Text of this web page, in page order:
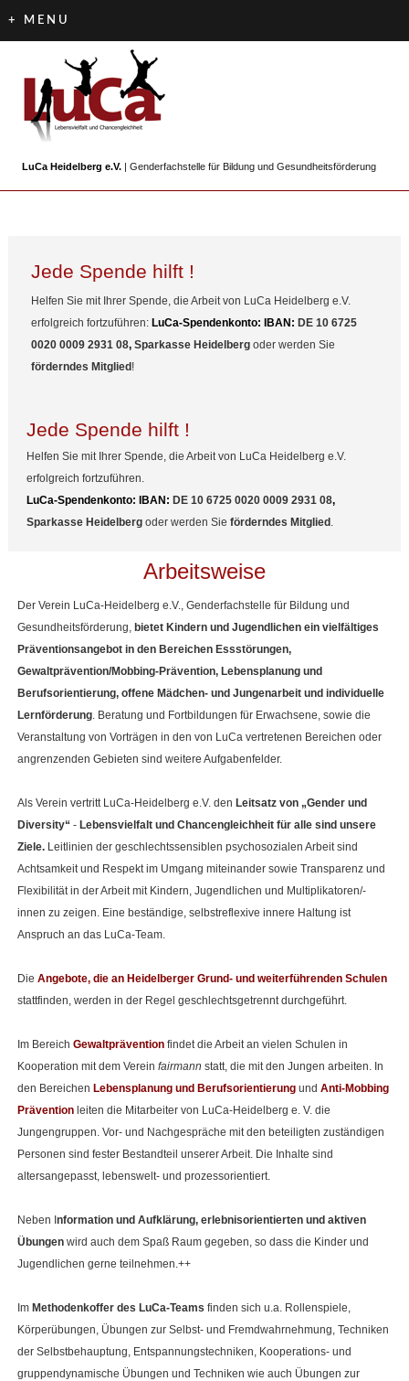
+ MENU
LuCa Heidelberg e.V. | Genderfachstelle für Bildung und Gesundheitsförderung
Jede Spende hilft !
Helfen Sie mit Ihrer Spende, die Arbeit von LuCa Heidelberg e.V.
erfolgreich fortzuführen: LuCa-Spendenkonto: IBAN: DE 10 6725
0020 0009 2931 08, Sparkasse Heidelbergoder werden Sie
förderndes Mitglied!
Jede Spende hilft !
Helfen Sie mit Ihrer Spende, die Arbeit von LuCa Heidelberg e.V.
erfolgreich fortzuführen.
LuCa-Spendenkonto: IBAN: DE 10 6725 0020 0009 2931 08,
Sparkasse Heidelbergoder werden Sie förderndes Mitglied.
Arbeitsweise
Der Verein LuCa-Heidelberg e.V., Genderfachstelle für Bildung und
Gesundheitsförderung, bietet Kindern und Jugendlichen ein vielfältiges
Präventionsangebot in den Bereichen Essstörungen,
Gewaltprävention/Mobbing-Prävention, Lebensplanung und
Berufsorientierung, offene Mädchen- und Jungenarbeit und individuelle
Lernförderung. Beratung und Fortbildungen für Erwachsene, sowie die
Veranstaltung von Vorträgen in den von LuCa vertretenen Bereichen oder
angrenzenden Gebieten sind weitere Aufgabenfelder.
Als Verein vertritt LuCa-Heidelberg e.V. den Leitsatz von „Gender und
Diversity“ - Lebensvielfalt und Chancengleichheit für alle sind unsere
Ziele. Leitlinien der geschlechtssensiblen psychosozialen Arbeit sind
Achtsamkeit und Respekt im Umgang miteinander sowie Transparenz und
Flexibilität in der Arbeit mit Kindern, Jugendlichen und Multiplikatoren/-
innen zu zeigen. Eine beständige, selbstreflexive innere Haltung ist
Anspruch an das LuCa-Team.
Die Angebote, die an Heidelberger Grund- und weiterführenden Schulen
stattfinden, werden in der Regel geschlechtsgetrennt durchgeführt.
Im Bereich Gewaltpräventionfindet die Arbeit an vielen Schulen in
Kooperation mit dem Verein fairmann statt, die mit den Jungen arbeiten. In
den Bereichen Lebensplanung und Berufsorientierungund Anti-Mobbing
Präventionleiten die Mitarbeiter von LuCa-Heidelberg e. V. die
Jungengruppen. Vor- und Nachgespräche mit den beteiligten zuständigen
Personen sind fester Bestandteil unserer Arbeit. Die Inhalte sind
altersangepasst, lebenswelt- und prozessorientiert.
Neben Information und Aufklärung, erlebnisorientierten und aktiven
Übungenwird auch dem Spaß Raum gegeben, so dass die Kinder und
Jugendlichen gerne teilnehmen.++
Im Methodenkoffer des LuCa-Teams finden sich u.a. Rollenspiele,
Körperübungen, Übungen zur Selbst- und Fremdwahrnehmung, Techniken
der Selbstbehauptung, Entspannungstechniken, Kooperations- und
gruppendynamische Übungen und Techniken wie auch Übungen zur